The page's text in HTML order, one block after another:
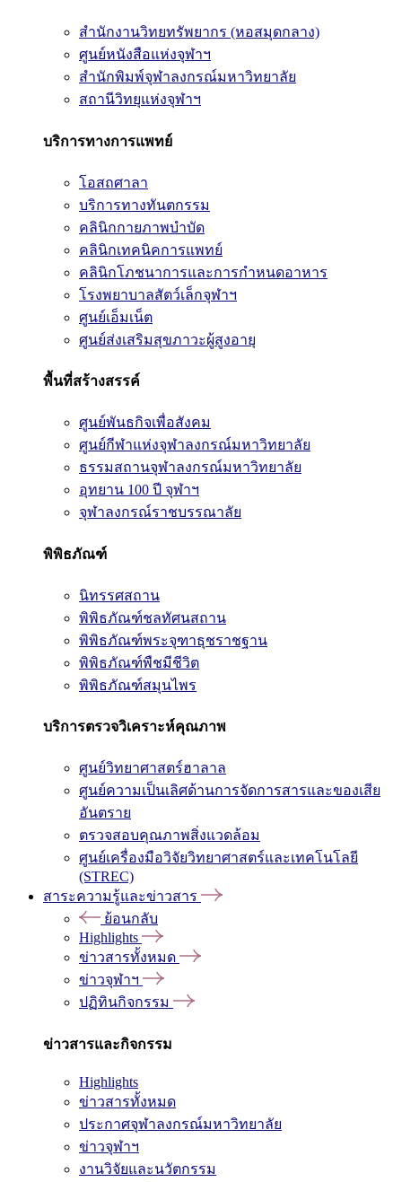
สำนักงานวิทยทรัพยากร (หอสมุดกลาง)
ศูนย์หนังสือแห่งจุฬาฯ
สำนักพิมพ์จุฬาลงกรณ์มหาวิทยาลัย
สถานีวิทยุแห่งจุฬาฯ
บริการทางการแพทย์
โอสถศาลา
บริการทางทันตกรรม
คลินิกกายภาพบำบัด
คลินิกเทคนิคการแพทย์
คลินิกโภชนาการและการกำหนดอาหาร
โรงพยาบาลสัตว์เล็กจุฬาฯ
ศูนย์เอ็มเน็ต
ศูนย์ส่งเสริมสุขภาวะผู้สูงอายุ
พื้นที่สร้างสรรค์
ศูนย์พันธกิจเพื่อสังคม
ศูนย์กีฬาแห่งจุฬาลงกรณ์มหาวิทยาลัย
ธรรมสถานจุฬาลงกรณ์มหาวิทยาลัย
อุทยาน 100 ปี จุฬาฯ
จุฬาลงกรณ์ราชบรรณาลัย
พิพิธภัณฑ์
นิทรรศสถาน
พิพิธภัณฑ์ชลทัศนสถาน
พิพิธภัณฑ์พระจุฑาธุชราชฐาน
พิพิธภัณฑ์พืชมีชีวิต
พิพิธภัณฑ์สมุนไพร
บริการตรวจวิเคราะห์คุณภาพ
ศูนย์วิทยาศาสตร์ฮาลาล
ศูนย์ความเป็นเลิศด้านการจัดการสารและของเสีย
อันตราย
ตรวจสอบคุณภาพสิ่งแวดล้อม
ศูนย์เครื่องมือวิจัยวิทยาศาสตร์และเทคโนโลยี
(STREC)
สาระความรู้และข่าวสาร
ย้อนกลับ
Highlights
ข่าวสารทั้งหมด
ข่าวจุฬาฯ
ปฏิทินกิจกรรม
ข่าวสารและกิจกรรม
Highlights
ข่าวสารทั้งหมด
ประกาศจุฬาลงกรณ์มหาวิทยาลัย
ข่าวจุฬาฯ
งานวิจัยและนวัตกรรม